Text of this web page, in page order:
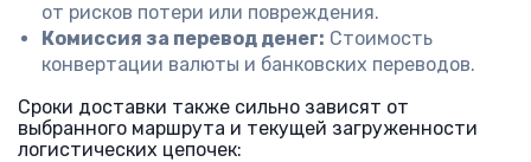
от рисков потери или повреждения.
Комиссия за перевод денег: Стоимость
конвертации валюты и банковских переводов.
Сроки доставки также сильно зависят от
выбранного маршрута и текущей загруженности
логистических цепочек: